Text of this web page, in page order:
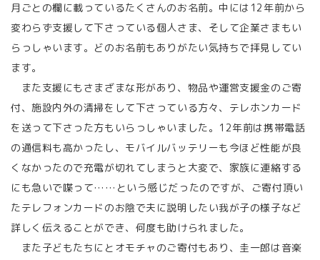
月ごとの欄に載っているたくさんのお名前。中には12年前から
変わらず支援して下さっている個人さま、そして企業さまもい
らっしゃいます。どのお名前もありがたい気持ちで拝見してい
ます。
また支援にもさまざまな形があり、物品や運営支援金のご寄
付、施設内外の清掃をして下さっている方々、テレホンカード
を送って下さった方もいらっしゃいました。12年前は携帯電話
の通信料も高かったし、モバイルバッテリーも今ほど性能が良
くなかったので充電が切れてしまうと大変で、家族に連絡する
にも急いで喋って……という感じだったのですが、ご寄付頂い
たテレフォンカードのお陰で夫に説明したい我が子の様子など
詳しく伝えることができ、何度も助けられました。
また子どもたちにとオモチャのご寄付もあり、圭一郎は音楽